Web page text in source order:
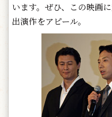
います。ぜひ、この映画
出演作をアピール。